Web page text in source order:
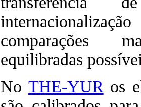
comparações
equilibradas
No THE-YUR os